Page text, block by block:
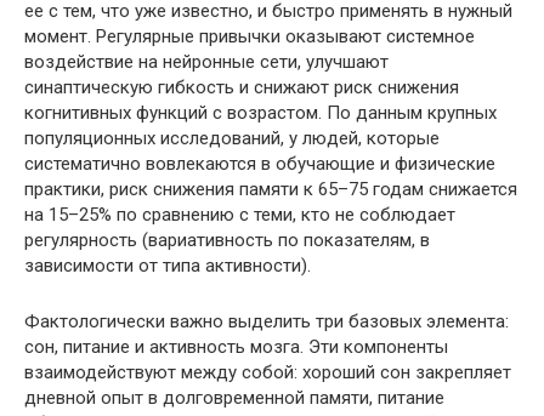
ее с тем, что уже известно, и быстро применять в нужный
момент. Регулярные привычки оказывают системное
воздействие на нейронные сети, улучшают
синаптическую гибкость и снижают риск снижения
когнитивных функций с возрастом. По данным крупных
популяционных исследований, у людей, которые
систематично вовлекаются в обучающие и физические
практики, риск снижения памяти к 65–75 годам снижается
на 15–25% по сравнению с теми, кто не соблюдает
регулярность (вариативность по показателям, в
зависимости от типа активности).
Фактологически важно выделить три базовых элемента:
сон, питание и активность мозга. Эти компоненты
взаимодействуют между собой: хороший сон закрепляет
дневной опыт в долговременной памяти, питание